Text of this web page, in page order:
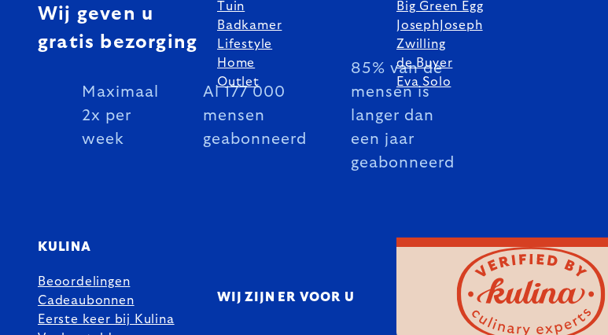
Wij geven u
gratis bezorging
Maximaal
2x per
week
Al 177 000
mensen
geabonneerd
85% van de
mensen is
langer dan
een jaar
geabonneerd
Tuin
Badkamer
Lifestyle
Home
Outlet
Big Green Egg
JosephJoseph
Zwilling
de Buyer
Eva Solo
KULINA
Beoordelingen
Cadeaubonnen
Eerste keer bij Kulina
WIJ ZIJN ER VOOR U